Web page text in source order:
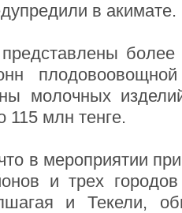
в акимате.
молочных
млн тенге.
в мероприятии
и трех
и Текели,